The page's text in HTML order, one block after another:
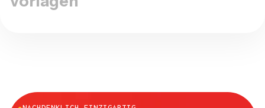
●NACHDENKLICH EINZIGARTIG